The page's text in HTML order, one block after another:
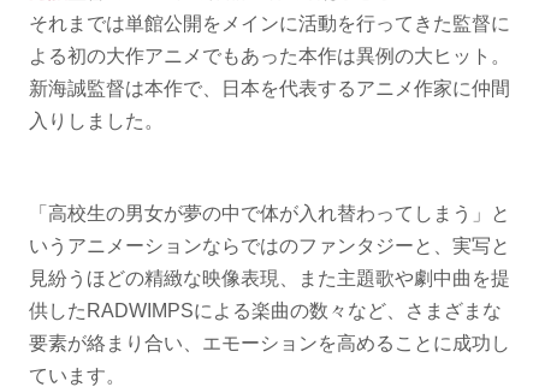
それまでは単館公開をメインに活動を行ってきた監督に
よる初の大作アニメでもあった本作は異例の大ヒット。
新海誠監督は本作で、日本を代表するアニメ作家に仲間
入りしました。
「高校生の男女が夢の中で体が入れ替わってしまう」と
いうアニメーションならではのファンタジーと、実写と
見紛うほどの精緻な映像表現、また主題歌や劇中曲を提
供したRADWIMPSによる楽曲の数々など、さまざまな
要素が絡まり合い、エモーションを高めることに成功し
ています。